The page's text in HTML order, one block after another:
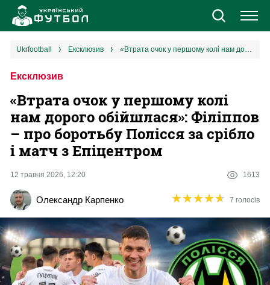
Новини
Єврокубки
УПЛ
2 ліга
Різне
Букмекери
ukrfootball ексклюзив «Втрата очок у першому колі нам дорого обійшлася»: Філіппов – про боротьбу Полісся за срібло і матч з Епіцентром
Ексклюзив
«Втрата очок у першому колі
нам дорого обійшлася»: Філіппов
– про боротьбу Полісся за срібло
і матч з Епіцентром
12 травня 2026, 12:20 1613
Олександр Карпенко ★★★★★
★★★★★ 7 голосів